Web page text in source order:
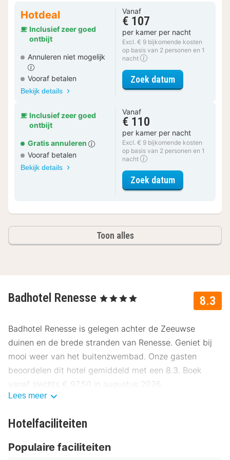
Hotdeal
Inclusief zeer goed
ontbijt
Annuleren niet mogelijk
Vooraf betalen
Bekijk details
Vanaf
€ 107
per kamer per nacht
Excl. € 9 bijkomende kosten
op basis van 2 personen en 1
nacht
Zoek datumvoor
Inclusief zeer goed
ontbijt
Gratis annuleren
Vooraf betalen
Bekijk details
Vanaf
€ 110
per kamer per nacht
Excl. € 9 bijkomende kosten
op basis van 2 personen en 1
nacht
Zoek datumvoor
Toon alles
8.3
Badhotel Renesse , 4 Sterren
Badhotel Renesse is gelegen achter de Zeeuwse
duinen en de brede stranden van Renesse. Geniet bij
mooi weer van het buitenzwembad. Onze gasten
beoordelen dit hotel gemiddeld met een 8.3. Boek
vanaf slechts € 97,50 in augustus 2026.
Badhotel Renesse is gelegen in het centrum en op 15
Renesse aan het juiste adres. Het gevarieerde
Lees meer
Hotelfaciliteiten
Populaire faciliteiten